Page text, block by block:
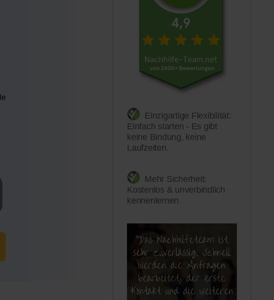
Einzigartige Flexibilität:
Einfach starten - Es gibt
keine Bindung, keine
Laufzeiten.
Mehr Sicherheit:
Kostenlos & unverbindlich
kennenlernen